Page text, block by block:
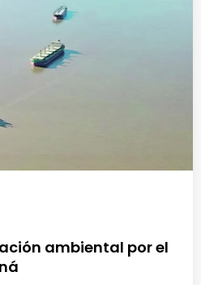
ambiental por el